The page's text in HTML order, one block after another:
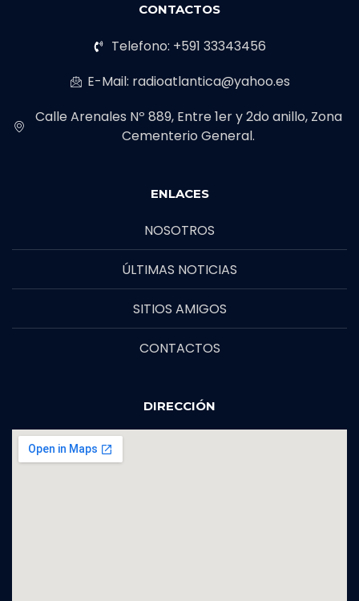
CONTACTOS
Telefono: +591 33343456
E-Mail: radioatlantica@yahoo.es
Calle Arenales Nº 889, Entre 1er y 2do anillo, Zona
Cementerio General.
ENLACES
NOSOTROS
ÚLTIMAS NOTICIAS
SITIOS AMIGOS
CONTACTOS
DIRECCIÓN